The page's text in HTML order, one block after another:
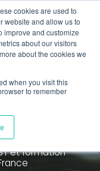
cookies are used to
website and allow us to
improve and customize
about our visitors
about the cookies we
when you visit this
to remember
SST et
2015
et formation